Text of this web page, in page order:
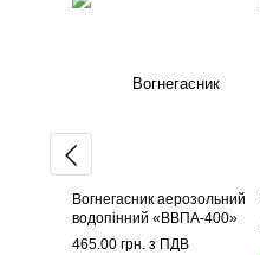
Вогнегасник аерозольний
водопінний «ВВПА-400»
465.00 грн. з ПДВ